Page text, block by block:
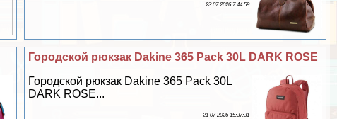
23 07 2026 7:44:59
Городской рюкзак Dakine 365 Pack 30L DARK ROSE
Городской рюкзак Dakine 365 Pack 30L
DARK ROSE...
21 07 2026 15:37:31